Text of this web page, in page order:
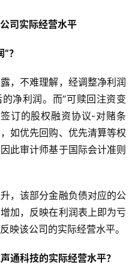
司实际经营水平
？
，不难理解，经调整净利润
净利润。而“可赎回注资变
订的股权融资协议-对赌条
如优先回购、优先清算等权
此审计师基于国际会计准则
，该部分金融负债对应的公
加，反映在利润表上即为亏
映该公司的实际经营水平。
通科技的实际经营水平？